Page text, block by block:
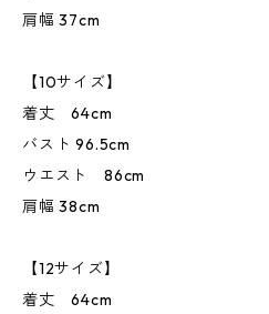
肩幅 37cm
【10サイズ】
着丈 64cm
バスト 96.5cm
ウエスト 86cm
肩幅 38cm
【12サイズ】
着丈 64cm